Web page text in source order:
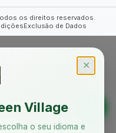
os direitos reservados.
Exclusão de Dados
✕
Village
o seu idioma e